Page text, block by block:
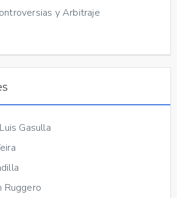
y Arbitraje
Gasulla
Ruggero